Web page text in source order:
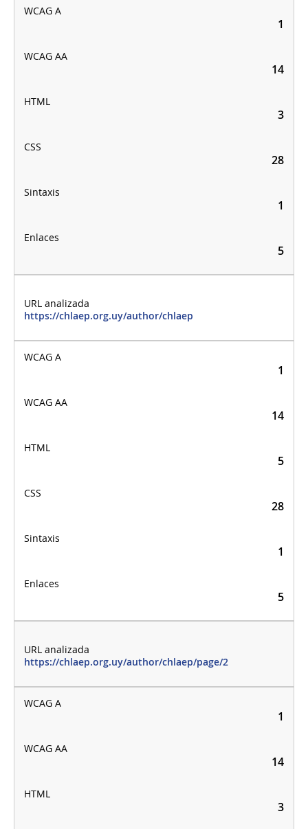
1
14
3
28
1
5
https://chlaep.org.uy/author/chlaep
1
14
5
28
1
5
https://chlaep.org.uy/author/chlaep/page/2
1
14
3